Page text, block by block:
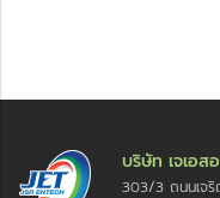
บริษัท เจเอส
303/3 ถนนเจ